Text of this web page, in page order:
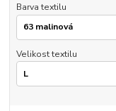
Barva textilu
Velikost textilu